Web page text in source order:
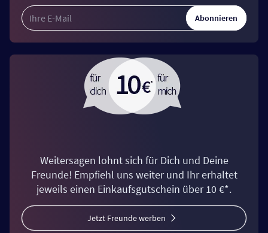
Abonnieren
Weitersagen lohnt sich für Dich und Deine
Freunde! Empfiehl uns weiter und Ihr erhaltet
jeweils einen Einkaufsgutschein über 10 €*.
Jetzt Freunde werben